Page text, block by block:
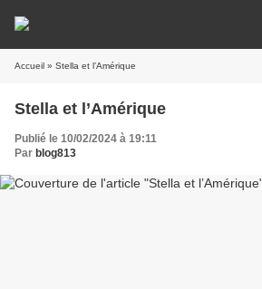
Accueil » Stella et l’Amérique
Stella et l’Amérique
Publié le 10/02/2024 à 19:11
Par blog813